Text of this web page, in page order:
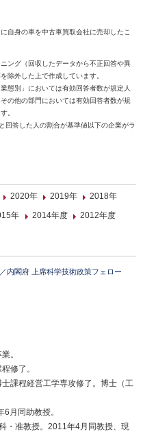
自身の車を中古車買取会社に売却したこ
ング（回収したデータから不正回答や異
除外した上で作成しています。
態別」においては有効回答者数が規定人
の他の部門においては有効回答者数が規
。
答した人の割合が基準値以下の企業がラ
2020年 2019年
2018年
年 2014年度 2012年度
内閣府 上席科学技術政策フェロー
。
修了。
課程経営工学専攻修了。博士（工
月同助教授。
・准教授。2011年4月同教授、現